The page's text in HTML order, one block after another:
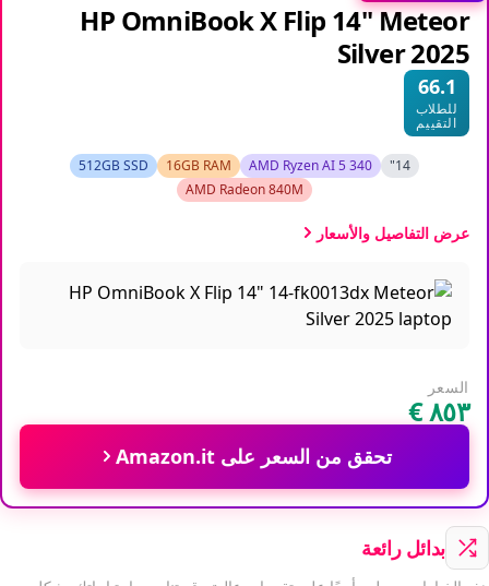
HP OmniBook X Flip 14" Meteor
Silver 2025
66.1
للطلاب
التقييم
14"
AMD Ryzen AI 5 340
16GB RAM
512GB SSD
AMD Radeon 840M
عرض التفاصيل والأسعار
السعر
تحقق من السعر على Amazon.it
بدائل رائعة